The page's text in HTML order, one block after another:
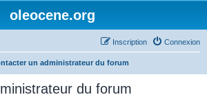
oleocene.org
Connexion
Inscription
un administrateur du forum
du forum